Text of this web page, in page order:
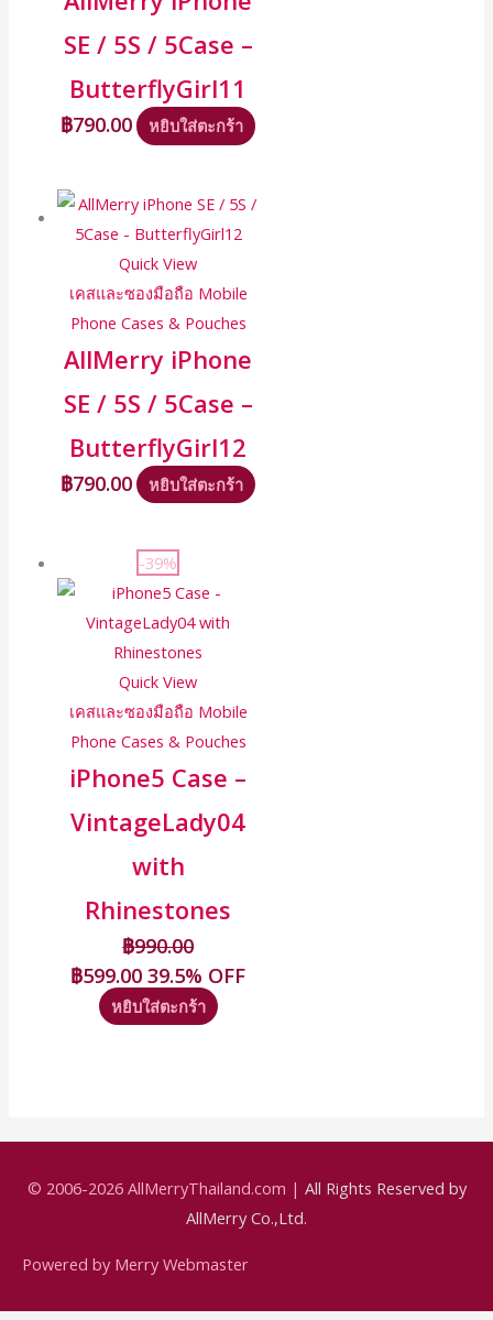
SE / 5S / 5Case –
ButterflyGirl11
฿790.00 หยิบใส่ตะกร้า
Quick View
เคสและซองมือถือ Mobile
Phone Cases & Pouches
AllMerry iPhone
SE / 5S / 5Case –
ButterflyGirl12
฿790.00 หยิบใส่ตะกร้า
-39%
Quick View
เคสและซองมือถือ Mobile
Phone Cases & Pouches
iPhone5 Case –
VintageLady04
with
Rhinestones
฿990.00
฿599.00 39.5% OFF
หยิบใส่ตะกร้า
© 2006-2026 AllMerryThailand.com | All Rights Reserved by
AllMerry Co.,Ltd.
Powered by Merry Webmaster